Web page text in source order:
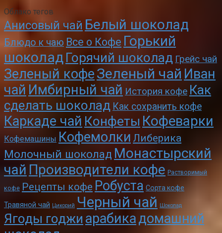
Облако тегов
Анисовый чай Белый шоколад
Блюдо к чаю Все о Кофе Горький
шоколад Горячий шоколад Грейс чай
Зеленый кофеЗеленый чай Иван
чай Имбирный чай История кофе Как
сделать шоколад Как сохранить кофе
Каркаде чай Конфеты Кофеварки
Кофемашины Кофемолки Либерика
Молочный шоколад Монастырский
чай Производители кофе Растворимый
кофе Рецепты кофе Робуста Сорта кофе
Травяной чай Цикорий Черный чай Шоколад
Ягоды годжи арабикадомашний